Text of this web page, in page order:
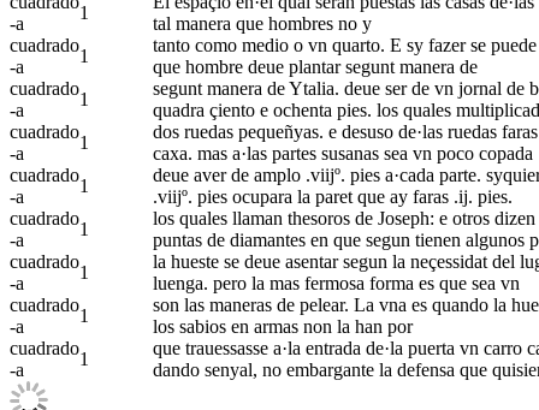
-a
1
tal manera que hombres no y
cuadrado
-a
1
tanto como medio o vn quarto. E sy fazer se
que hombre deue plantar segunt manera de
cuadrado
-a
1
segunt manera de Ytalia. deue ser de vn jornal de
quadra çiento e ochenta pies. los quales
cuadrado
-a
1
dos ruedas pequeñyas. e desuso de·las ruedas
caxa. mas a·las partes susanas sea vn poco copada
cuadrado
-a
1
deue aver de amplo .viijº. pies a·cada parte.
.viijº. pies ocupara la paret que ay faras .ij. pies.
cuadrado
-a
1
los quales llaman thesoros de Joseph: e otros
puntas de diamantes en que segun tienen algunos
cuadrado
-a
1
la hueste se deue asentar segun la neçessidat del
luenga. pero la mas fermosa forma es que sea vn
cuadrado
-a
1
son las maneras de pelear. La vna es quando la
los sabios en armas non la han por
cuadrado
-a
1
que trauessasse a·la entrada de·la puerta vn
dando senyal, no embargante la defensa que